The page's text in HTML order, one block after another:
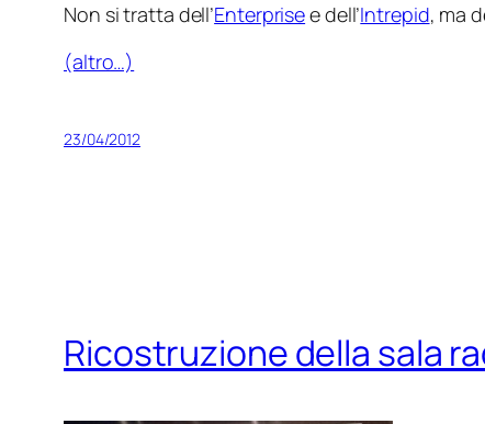
Non si tratta dell’Enterprisee dell’Intrepid, ma
(altro…)
23/04/2012
Ricostruzione della sala